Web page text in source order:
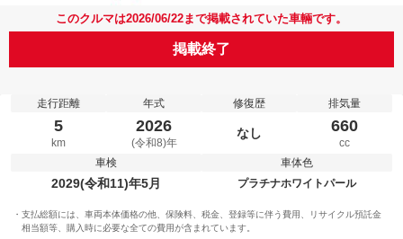
このクルマは2026/06/22まで掲載されていた車輛です。
掲載終了
走行距離
5
km
年式
2026
(令和8)年
修復歴
なし
排気量
660
cc
車検
2029(令和11)年5月
車体色
プラチナホワイトパール
支払総額には、車両本体価格の他、保険料、税金、登録等に伴う費用、リサイクル預託金
相当額等、購入時に必要な全ての費用が含まれています。